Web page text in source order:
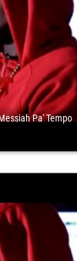
Pa' Tempo